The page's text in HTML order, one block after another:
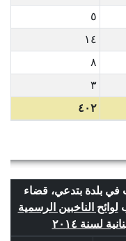
٥
١٤
٨
٣
٤٠٢
في بلدة بتدعي، قضاء
لوائح الناخبين الرسمية
لسنة ٢٠١٤